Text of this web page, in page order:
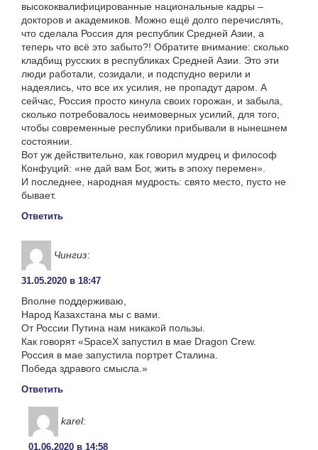
высококвалифицированные национальные кадры –
докторов и академиков. Можно ещё долго перечислять,
что сделала Россия для республик Средней Азии, а
теперь что всё это забыто?! Обратите внимание: сколько
кладбищ русских в республиках Средней Азии. Это эти
люди работали, созидали, и подспудно верили и
надеялись, что все их усилия, не пропадут даром. А
сейчас, Россия просто кинула своих горожан, и забыла,
сколько потребовалось неимоверных усилий, для того,
чтобы современные республики прибывали в нынешнем
состоянии.
Вот уж действительно, как говорил мудрец и философ
Конфуций: «не дай вам Бог, жить в эпоху перемен».
И последнее, народная мудрость: свято место, пусто не
бывает.
Ответить
Чингиз:
31.05.2020 в 18:47
Вполне поддерживаю,
Народ Казахстана мы с вами.
От России Путина нам никакой пользы.
Как говорят «SpaceX запустил в мае Dragon Crew.
Россия в мае запустила портрет Сталина.
Победа здравого смысла.»
Ответить
karel:
01.06.2020 в 14:58